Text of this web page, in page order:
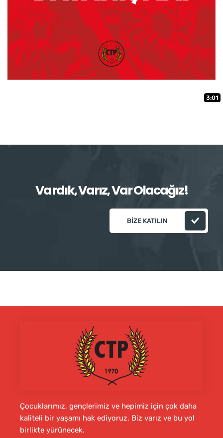
3:01
Vardık, Varız, Var Olacağız!
BIZE KATILIN
Çocuklarımız, gençlerimiz ve hepimiz için çok daha
kaliteli bir yaşamı hak ediyoruz. Biz varız ve bu yol
birlikte yürünecek.